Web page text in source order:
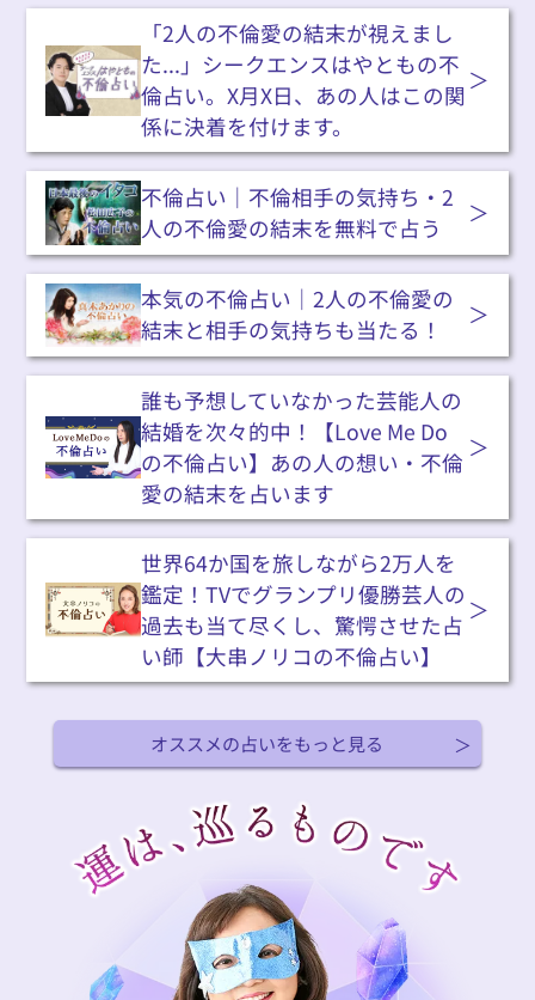
「2人の不倫愛の結末が視えまし
た...」シークエンスはやともの不
倫占い。X月X日、あの人はこの関
係に決着を付けます。
不倫占い｜不倫相手の気持ち・2
人の不倫愛の結末を無料で占う
本気の不倫占い｜2人の不倫愛の
結末と相手の気持ちも当たる！
誰も予想していなかった芸能人の
結婚を次々的中！【Love Me Do
の不倫占い】あの人の想い・不倫
愛の結末を占います
世界64か国を旅しながら2万人を
鑑定！TVでグランプリ優勝芸人の
過去も当て尽くし、驚愕させた占
い師【大串ノリコの不倫占い】
オススメの占いをもっと見る